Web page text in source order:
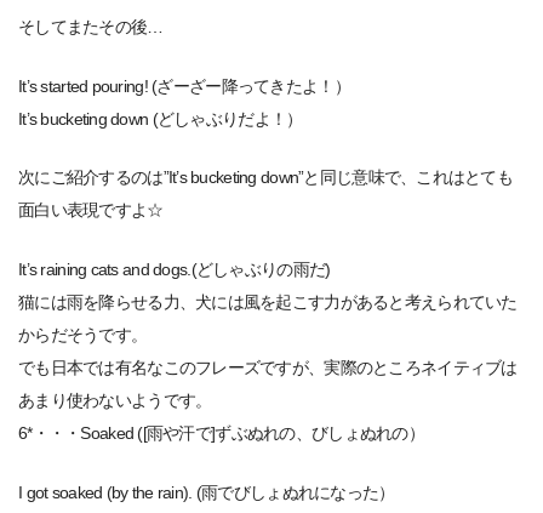
そしてまたその後…
It’s started pouring! (ざーざー降ってきたよ！）
It’s bucketing down (どしゃぶりだよ！）
次にご紹介するのは”It’s bucketing down”と同じ意味で、これはとても
面白い表現ですよ☆
It’s raining cats and dogs.(どしゃぶりの雨だ)
猫には雨を降らせる力、犬には風を起こす力があると考えられていた
からだそうです。
でも日本では有名なこのフレーズですが、実際のところネイティブは
あまり使わないようです。
6*・・・Soaked ([雨や汗で]ずぶぬれの、びしょぬれの）
I got soaked (by the rain). (雨でびしょぬれになった）